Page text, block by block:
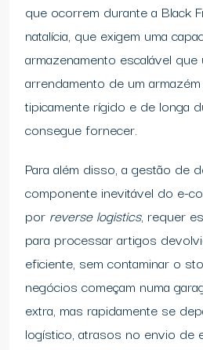
que ocorrem durante a Black
natalícia, que exigem uma
armazenamento escalável
arrendamento de um
tipicamente rígido e de longa
consegue fornecer.
Para além disso, a gestão de
componente inevitável do e-
por reverse logistics, requer
para processar artigos
eficiente, sem contaminar o
negócios começam numa
extra, mas rapidamente se
logístico, atrasos no envio de